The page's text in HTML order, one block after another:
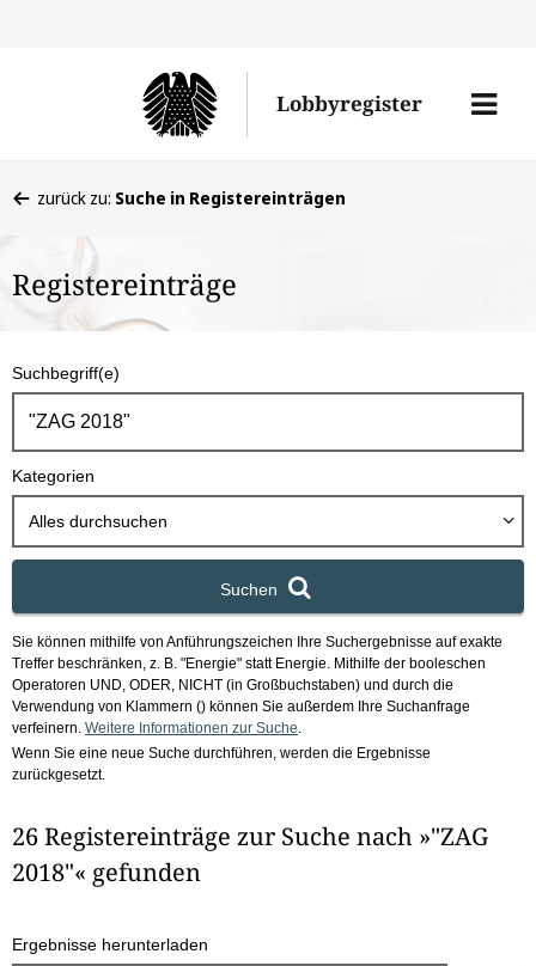
den
Lobbyregister
Menü
befinden
hier:
zurück zu: Suche in Registereinträgen
Registereinträge
u
h
b
x
Suchbegriff(e)
Kategorien
Alles durchsuchen
Suchen
Sie können mithilfe von Anführungszeichen Ihre Suchergebnisse auf exakte
Treffer beschränken, z. B. "Energie" statt Energie. Mithilfe der booleschen
Operatoren UND, ODER, NICHT (in Großbuchstaben) und durch die
Verwendung von Klammern () können Sie außerdem Ihre Suchanfrage
verfeinern. Weitere Informationen zur Suche
Wenn Sie eine neue Suche durchführen, werden die Ergebnisse
zurückgesetzt.
26 Registereinträge zur Suche nach »"ZAG
2018"« gefunden
Ergebnisse herunterladen